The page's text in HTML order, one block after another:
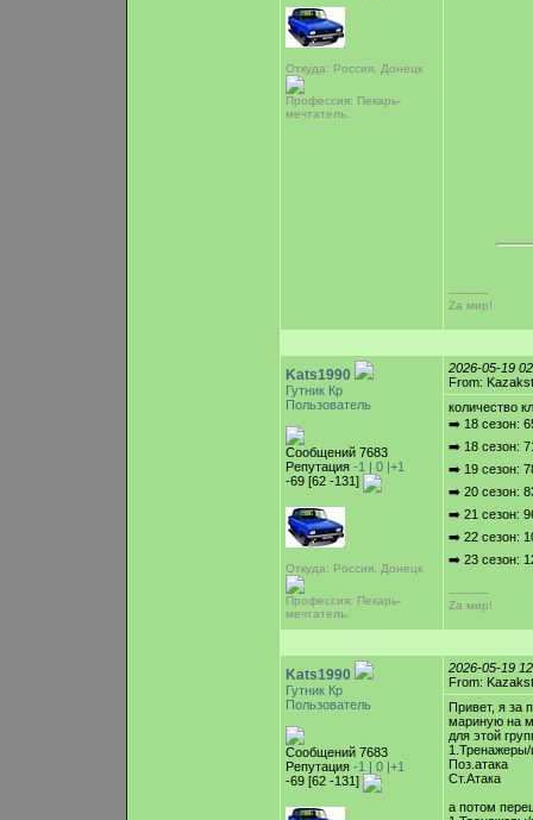
Откуда: Россия, Донецк
Профессия: Пекарь-
мечтатель.
-----------
Zа мир!
Kats1990
Гутник Кр
Пользователь
Сообщений 7683
Репутация -1 | 0 |+1
-69 [62 -131]
Откуда: Россия, Донецк
Профессия: Пекарь-
мечтатель.
2026-05-19
From:
количество
➡️ 18 сезон:
➡️ 18 сезон:
➡️ 19 сезон:
➡️ 20 сезон:
➡️ 21 сезон:
➡️ 22 сезон:
➡️ 23 сезон:
-----------
Zа мир!
Kats1990
Гутник Кр
Пользователь
Сообщений 7683
Репутация -1 | 0 |+1
-69 [62 -131]
2026-05-19
From:
Привет, я за
мариную на
для этой
Поз.атака
Ст.Атака
а потом